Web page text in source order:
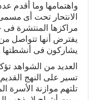
واهتمامها وما أقدم
الانتحار تحت أى
مراكزها المنتشرة فى
يفترض أنها تتواصل
يشاركون فى أنشطتها
العديد من الشواهد
تسير على النهج
تلتهم موازنة الأسرة